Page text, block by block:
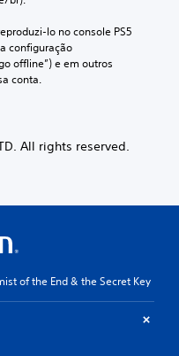
lo no console PS5
configuração
offline”) e em outros
conta.
All rights reserved.
of the End & the Secret Key